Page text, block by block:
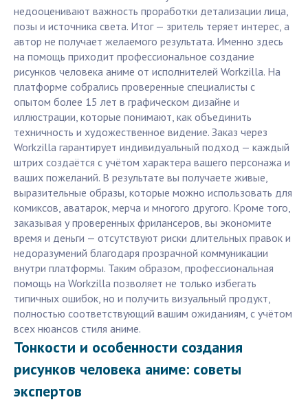
недооценивают важность проработки детализации лица,
позы и источника света. Итог — зритель теряет интерес, а
автор не получает желаемого результата. Именно здесь
на помощь приходит профессиональное создание
рисунков человека аниме от исполнителей Workzilla. На
платформе собрались проверенные специалисты с
опытом более 15 лет в графическом дизайне и
иллюстрации, которые понимают, как объединить
техничность и художественное видение. Заказ через
Workzilla гарантирует индивидуальный подход — каждый
штрих создаётся с учётом характера вашего персонажа и
ваших пожеланий. В результате вы получаете живые,
выразительные образы, которые можно использовать для
комиксов, аватарок, мерча и многого другого. Кроме того,
заказывая у проверенных фрилансеров, вы экономите
время и деньги — отсутствуют риски длительных правок и
недоразумений благодаря прозрачной коммуникации
внутри платформы. Таким образом, профессиональная
помощь на Workzilla позволяет не только избегать
типичных ошибок, но и получить визуальный продукт,
полностью соответствующий вашим ожиданиям, с учётом
всех нюансов стиля аниме.
Тонкости и особенности создания
рисунков человека аниме: советы
экспертов